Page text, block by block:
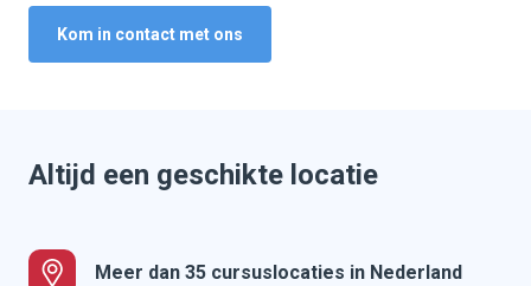
Kom in contact met ons
Altijd een geschikte locatie
Meer dan 35 cursuslocaties in Nederland